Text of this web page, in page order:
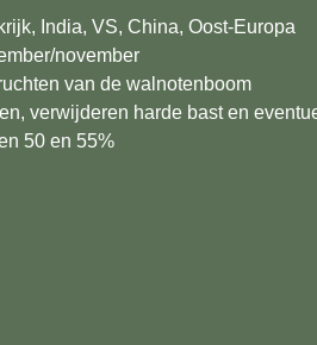
India, VS, China, Oost-Europa
november
van de walnotenboom
verwijderen harde bast en
50 en 55%